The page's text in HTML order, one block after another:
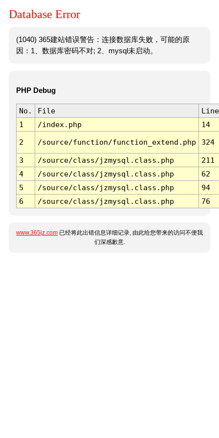
Database Error
(1040) 365建站错误警告：连接数据库失败，可能的原
因：1、数据库密码不对; 2、mysql未启动。
PHP Debug
No. File
Line
1
/index.php 14
2 /source/function/function_extend.php 324
3 /source/class/jzmysql.class.php
211
4
/source/class/jzmysql.class.php
62
5
/source/class/jzmysql.class.php
94
6
/source/class/jzmysql.class.php 76
www.365jz.com 已经将此出错信息详细记录, 由此给您带来的访问不便我
们深感歉意.